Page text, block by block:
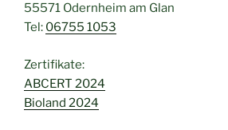
55571 Odernheim am Glan
Tel: 06755 1053
Zertifikate:
ABCERT 2024
Bioland 2024